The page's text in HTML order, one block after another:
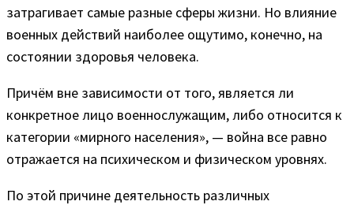
затрагивает самые разные сферы жизни. Но влияние
военных действий наиболее ощутимо, конечно, на
состоянии здоровья человека.
Причём вне зависимости от того, является ли
конкретное лицо военнослужащим, либо относится к
категории «мирного населения», — война все равно
отражается на психическом и физическом уровнях.
По этой причине деятельность различных